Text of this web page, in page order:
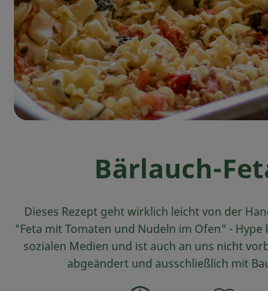
Bärlauch-
Dieses Rezept geht wirklich leicht von der
"Feta mit Tomaten und Nudeln im Ofen" -
sozialen Medien und ist auch an uns nicht
abgeändert und ausschließlich mit